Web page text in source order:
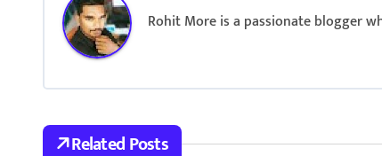
v
i
Rohit More is a passionate blogger
Related Posts